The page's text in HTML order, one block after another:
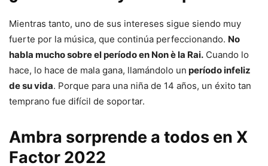
Mientras tanto, uno de sus intereses sigue siendo muy
fuerte por la música, que continúa perfeccionando. No
habla mucho sobre el período en Non è la Rai. Cuando lo
hace, lo hace de mala gana, llamándolo un período infeliz
de su vida. Porque para una niña de 14 años, un éxito tan
temprano fue difícil de soportar.
Ambra sorprende a todos en X
Factor 2022